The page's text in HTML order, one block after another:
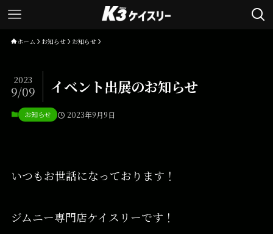
ホーム お知らせ お知らせ
イベント出展のお知らせ
2023
9/09
お知らせ 2023年9月9日
いつもお世話になっております！
ジムニー専門店ケイスリーです！